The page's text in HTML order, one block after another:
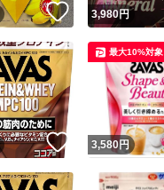
いいね！
3,980円
いいね！
3,580円
最大10%対象